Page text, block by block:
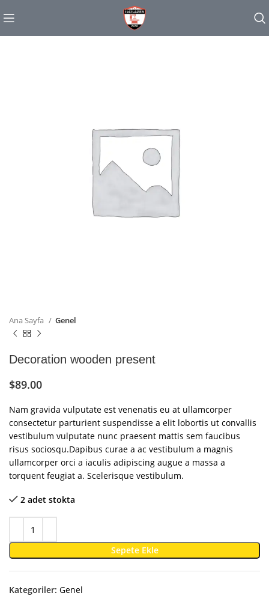
Ana Sayfa Genel
Decoration wooden present
$89.00
Nam gravida vulputate est venenatis eu at ullamcorper
consectetur parturient suspendisse a elit lobortis ut convallis
vestibulum vulputate nunc praesent mattis sem faucibus
risus sociosqu.Dapibus curae a ac vestibulum a magnis
ullamcorper orci a iaculis adipiscing augue a massa a
torquent feugiat a. Scelerisque vestibulum.
2 adet stokta
Sepete Ekle
Kategoriler: Genel